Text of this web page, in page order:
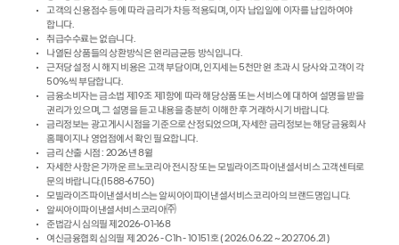
고객의 신용점수 등에 따라 금리가 차등 적용되며, 이자 납입일에 이자를 납입하여야
합니다.
취급수수료는 없습니다.
나열된 상품들의 상환방식은 원리금균등 방식입니다.
근저당 설정 시 해지 비용은 고객 부담이며, 인지세는 5천만 원 초과 시 당사와 고객이 각
50%씩 부담합니다.
금융소비자는 금소법 제19조 제1항에 따라 해당상품 또는 서비스에 대하여 설명을 받을
권리가 있으며, 그 설명을 듣고 내용을 충분히 이해한 후 거래하시기 바랍니다.
금리정보는 광고게시시점을 기준으로 산정되었으며, 자세한 금리정보는 해당 금융회사
홈페이지나 영업점에서 확인 필요합니다.
금리 산출 시점 : 2026년 8월
자세한 사항은 가까운 르노코리아 전시장 또는 모빌라이즈파이낸셜서비스 고객센터로
문의 바랍니다.(1588-6750)
모빌라이즈파이낸셜서비스는 알씨아이파이낸셜서비스코리아의 브랜드명입니다.
알씨아이파이낸셜서비스코리아㈜
준법감시 심의필 제2026-01-168
여신금융협회 심의필 제 2026 - C1h - 10151호 ( 2026.06.22 ~ 2027.06.21 )